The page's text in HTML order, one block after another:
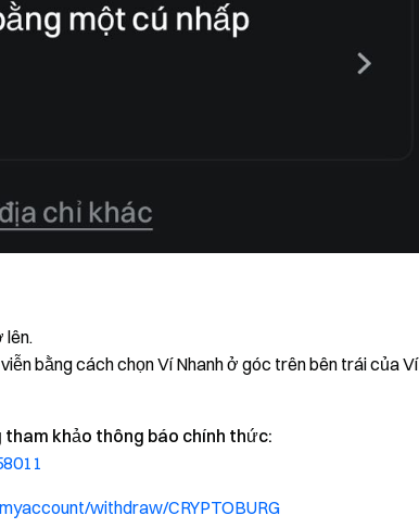
lên.
bằng cách chọn Ví Nhanh ở góc trên bên trái của Ví
khảo thông báo chính thức:
withdraw/CRYPTOBURG